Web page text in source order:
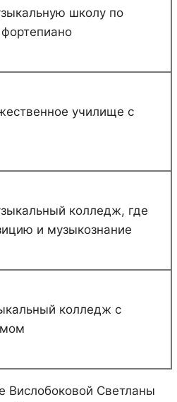
школу по
училище с
колледж, где
и музыкознание
колледж с
Вислобоковой Светланы